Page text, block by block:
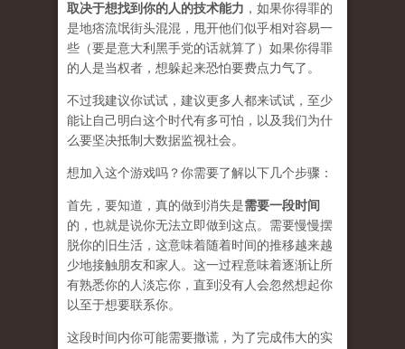
取决于想找到你的人的技术能力 ，如果你得罪的
是地痞流氓街头混混，甩开他们似乎相对容易一
些（要是意大利黑手党的话就算了）如果你得罪
的人是当权者，想躲起来恐怕要费点力气了。
不过我建议你试试，建议更多人都来试试，至少
能让自己明白这个时代有多可怕，以及我们为什
么要坚决抵制大数据监视社会。
想加入这个游戏吗？你需要了解以下几个步骤：
首先，要知道，真的做到消失是需要一段时间
的，也就是说你无法立即做到这点。需要慢慢摆
脱你的旧生活，这意味着随着时间的推移越来越
少地接触朋友和家人。这一过程意味着逐渐让所
有熟悉你的人淡忘你，直到没有人会忽然想起你
以至于想要联系你。
这段时间内你可能需要撒谎 ，为了完成伟大的实